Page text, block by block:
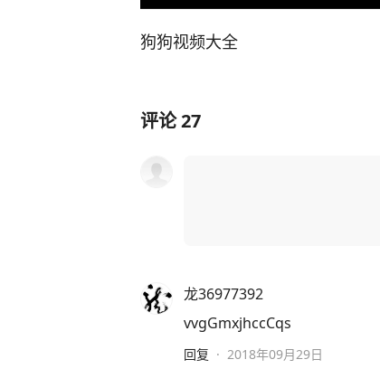
狗狗视频大全
评论27
龙36977392
vvgGmxjhccCqs
回复 · 2018年09月29日